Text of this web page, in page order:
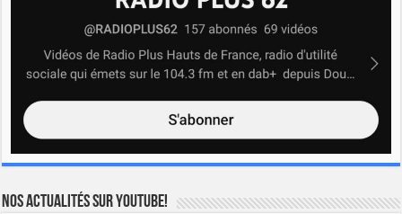
Nos actualités sur YOUTUBE!